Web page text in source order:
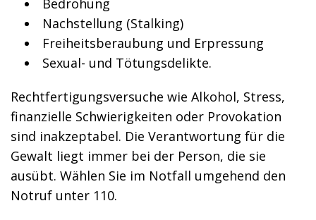
Bedrohung
Nachstellung (Stalking)
Freiheitsberaubung und Erpressung
Sexual- und Tötungsdelikte.
Rechtfertigungsversuche wie Alkohol, Stress,
finanzielle Schwierigkeiten oder Provokation
sind inakzeptabel. Die Verantwortung für die
Gewalt liegt immer bei der Person, die sie
ausübt. Wählen Sie im Notfall umgehend den
Notruf unter 110.